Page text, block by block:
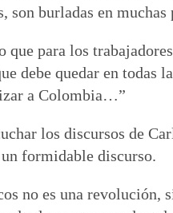
son burladas en
para los
debe quedar en todas
a Colombia…”
los discursos de
formidable discurso.
no es una revolución,